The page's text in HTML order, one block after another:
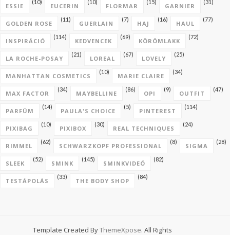
ESSIE
(10)
EUCERIN
(10)
FLORMAR
(15)
GARNIER
(31)
GOLDEN ROSE
(11)
GUERLAIN
(7)
HAJ
(16)
HAUL
(77)
INSPIRÁCIÓ
(114)
KEDVENCEK
(69)
KÖRÖMLAKK
(72)
LA ROCHE-POSAY
(21)
LOREAL
(67)
LOVELY
(25)
MANHATTAN COSMETICS
(10)
MARIE CLAIRE
(34)
MAX FACTOR
(34)
MAYBELLINE
(86)
OPI
(9)
OUTFIT
(47)
PARFÜM
(14)
PAULA'S CHOICE
(5)
PINTEREST
(114)
PIXIBAG
(10)
PIXIBOX
(30)
REAL TECHNIQUES
(24)
RIMMEL
(62)
SCHWARZKOPF PROFESSIONAL
(8)
SIGMA
(28)
SLEEK
(52)
SMINK
(145)
SMINKVIDEÓ
(82)
TESTÁPOLÁS
(33)
THE BODY SHOP
(84)
Template Created ByThemeXpose. All Rights